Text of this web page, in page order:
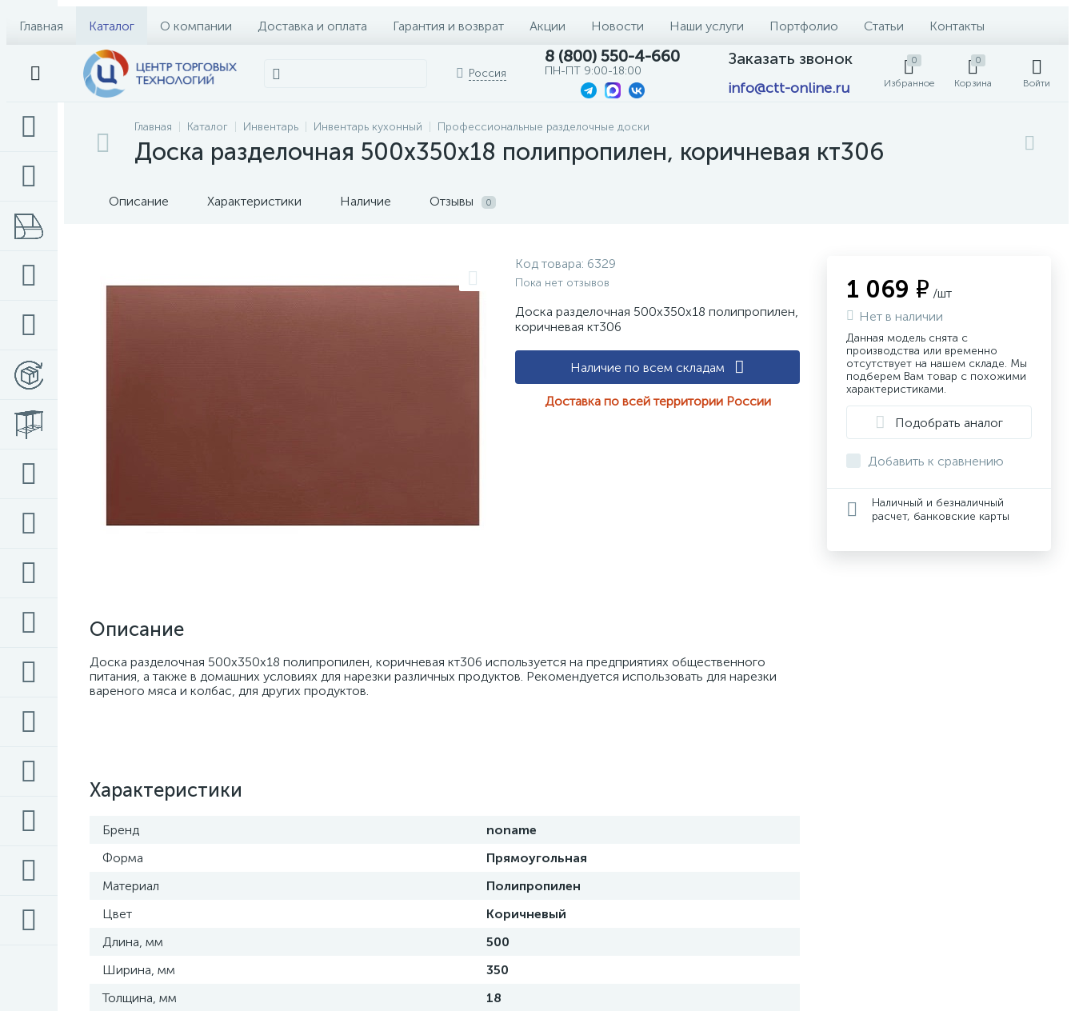
Главная Каталог О компании Доставка и оплата Гарантия и возврат Акции Новости Наши услуги Портфолио Статьи Контакты
Россия
8 (800) 550-4-660
ПН-ПТ 9:00-18:00
Заказать звонок
info@ctt-online.ru
0
Избранное
0
Корзина Войти
Главная Каталог Инвентарь Инвентарь кухонный Профессиональные разделочные доски
Доска разделочная 500х350х18 полипропилен, коричневая кт306
Описание Характеристики Наличие Отзывы 0
Код товара: 6329
Пока нет отзывов
Доска разделочная 500х350х18 полипропилен,
коричневая кт306
Наличие по всем складам
Доставка по всей территории России
Описание
Доска разделочная 500х350х18 полипропилен, коричневая кт306 используется на предприятиях общественного
питания, а также в домашних условиях для нарезки различных продуктов. Рекомендуется использовать для нарезки
вареного мяса и колбас, для других продуктов.
Характеристики
Бренд
noname
Форма
Прямоугольная
Материал
Полипропилен
Цвет
Коричневый
Длина, мм
500
Ширина, мм
350
Толщина, мм
18
1 069 ₽ /шт
Нет в наличии
Данная модель снята с
производства или временно
отсутствует на нашем складе. Мы
подберем Вам товар с похожими
характеристиками.
Подобрать аналог
Добавить к сравнению
Наличный и безналичный
расчет, банковские карты